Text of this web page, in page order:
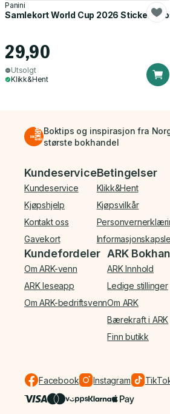
Panini
Samlekort World Cup 2026 Sticker
29,90
Utsolgt
Klikk&Hent
Boktips og inspirasjon fra
største bokhandel
Bunnmeny
Kundeservice
Kundeservice
Kjøpshjelp
Kontakt oss
Gavekort
Betingelser
Klikk&Hent
Kjøpsvilkår
Kundefordeler
Om ARK-venn
ARK leseapp
Om ARK-bedriftsvenn
ARK
ARK Innhold
Ledige stillinger
Om ARK
Bærekraft i ARK
Finn butikk
Facebook Instagram